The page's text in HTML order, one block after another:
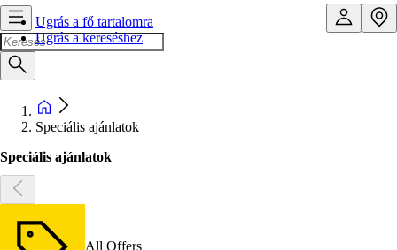
Ugrás a fő tartalomra
Ugrás a kereséshez
Speciális ajánlatok
Speciális ajánlatok
All Offers